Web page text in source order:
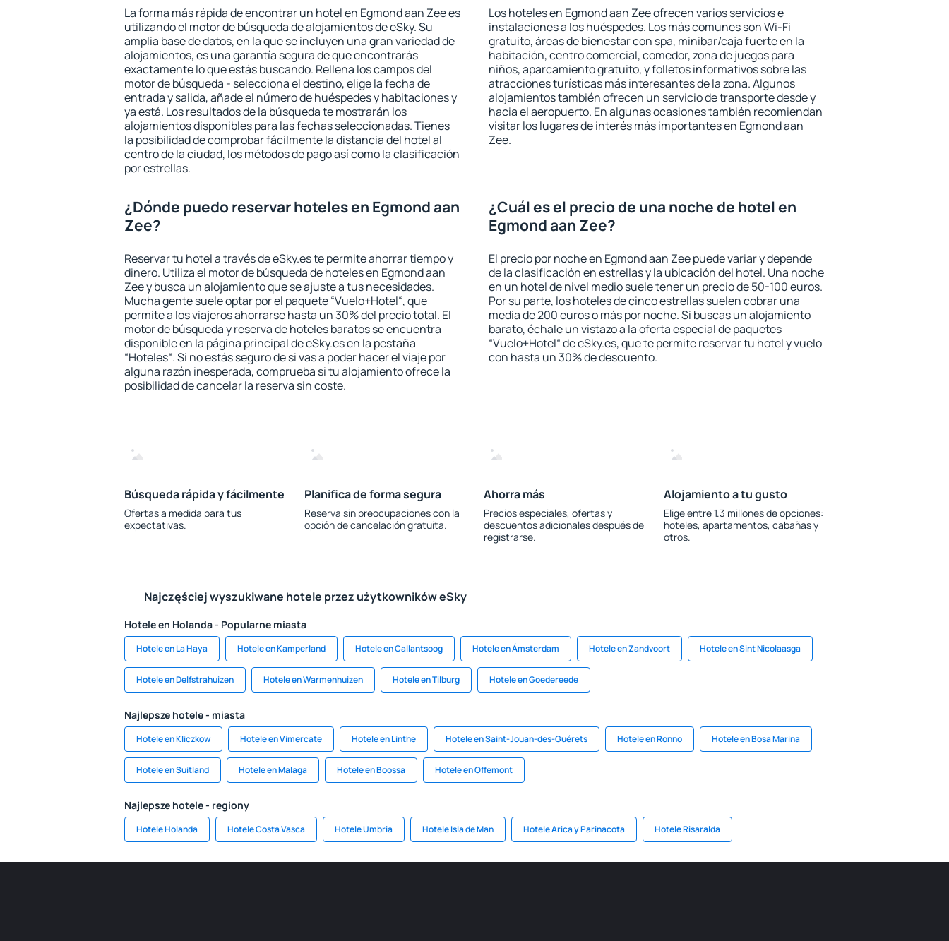
La forma más rápida de encontrar un hotel en Egmond aan Zee es
utilizando el motor de búsqueda de alojamientos de eSky. Su
amplia base de datos, en la que se incluyen una gran variedad de
alojamientos, es una garantía segura de que encontrarás
exactamente lo que estás buscando. Rellena los campos del
motor de búsqueda - selecciona el destino, elige la fecha de
entrada y salida, añade el número de huéspedes y habitaciones y
ya está. Los resultados de la búsqueda te mostrarán los
alojamientos disponibles para las fechas seleccionadas. Tienes
la posibilidad de comprobar fácilmente la distancia del hotel al
centro de la ciudad, los métodos de pago así como la clasificación
por estrellas.
Los hoteles en Egmond aan Zee ofrecen varios servicios e
instalaciones a los huéspedes. Los más comunes son Wi-Fi
gratuito, áreas de bienestar con spa, minibar/caja fuerte en la
habitación, centro comercial, comedor, zona de juegos para
niños, aparcamiento gratuito, y folletos informativos sobre las
atracciones turísticas más interesantes de la zona. Algunos
alojamientos también ofrecen un servicio de transporte desde y
hacia el aeropuerto. En algunas ocasiones también recomiendan
visitar los lugares de interés más importantes en Egmond aan
Zee.
¿Dónde puedo reservar hoteles en Egmond aan
Zee?
Reservar tu hotel a través de eSky.es te permite ahorrar tiempo y
dinero. Utiliza el motor de búsqueda de hoteles en Egmond aan
Zee y busca un alojamiento que se ajuste a tus necesidades.
Mucha gente suele optar por el paquete “Vuelo+Hotel“, que
permite a los viajeros ahorrarse hasta un 30% del precio total. El
motor de búsqueda y reserva de hoteles baratos se encuentra
disponible en la página principal de eSky.es en la pestaña
“Hoteles“. Si no estás seguro de si vas a poder hacer el viaje por
alguna razón inesperada, comprueba si tu alojamiento ofrece la
posibilidad de cancelar la reserva sin coste.
¿Cuál es el precio de una noche de hotel en
Egmond aan Zee?
El precio por noche en Egmond aan Zee puede variar y depende
de la clasificación en estrellas y la ubicación del hotel. Una noche
en un hotel de nivel medio suele tener un precio de 50-100 euros.
Por su parte, los hoteles de cinco estrellas suelen cobrar una
media de 200 euros o más por noche. Si buscas un alojamiento
barato, échale un vistazo a la oferta especial de paquetes
“Vuelo+Hotel“ de eSky.es, que te permite reservar tu hotel y vuelo
con hasta un 30% de descuento.
Búsqueda rápida y fácilmente
Ofertas a medida para tus
expectativas.
Planifica de forma segura
Reserva sin preocupaciones con la
opción de cancelación gratuita.
Ahorra más
Precios especiales, ofertas y
descuentos adicionales después de
registrarse.
Alojamiento a tu gusto
Elige entre 1.3 millones de opciones:
hoteles, apartamentos, cabañas y
otros.
Najczęściej wyszukiwane hotele przez użytkowników eSky
Hotele en Holanda - Popularne miasta
Hotele en La Haya Hotele en Kamperland Hotele en Callantsoog Hotele en Ámsterdam Hotele en Zandvoort Hotele en Sint Nicolaasga
Hotele en Delfstrahuizen Hotele en Warmenhuizen Hotele en Tilburg Hotele en Goedereede
Najlepsze hotele - miasta
Hotele en Kliczkow Hotele en Vimercate Hotele en Linthe Hotele en Saint-Jouan-des-Guérets Hotele en Ronno Hotele en Bosa Marina
Hotele en Suitland Hotele en Malaga Hotele en Boossa Hotele en Offemont
Najlepsze hotele - regiony
Hotele Holanda Hotele Costa Vasca Hotele Umbria Hotele Isla de Man Hotele Arica y Parinacota Hotele Risaralda